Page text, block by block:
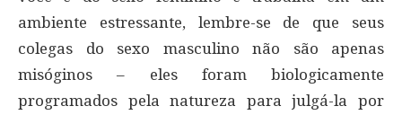
ambiente estressante, lembre-se de que seus
colegas do sexo masculino não são apenas
misóginos – eles foram biologicamente
programados pela natureza para julgá-la por